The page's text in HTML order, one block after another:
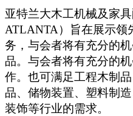
亚特兰大木工机械及家
ATLANTA）旨在展示领
务，与会者将有充分的
品。与会者将有充分的
作。也可满足工程木制
品、储物装置、塑料制
装饰等行业的需求。